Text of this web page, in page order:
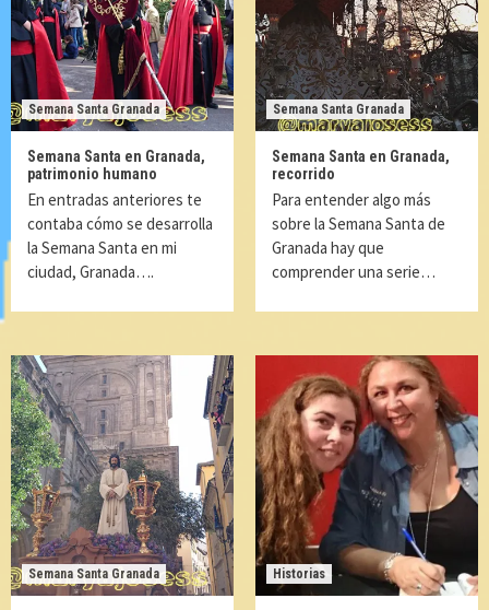
Semana Santa Granada
Semana Santa en Granada,
patrimonio humano
En entradas anteriores te
contaba cómo se desarrolla
la Semana Santa en mi
ciudad, Granada….
Semana Santa Granada
Semana Santa en Granada,
recorrido
Para entender algo más
sobre la Semana Santa de
Granada hay que
comprender una serie…
Semana Santa Granada Historias